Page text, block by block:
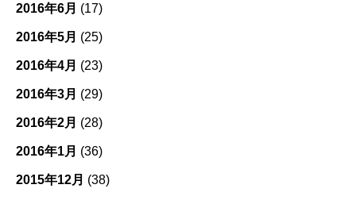
2016年6月 (17)
2016年5月 (25)
2016年4月 (23)
2016年3月 (29)
2016年2月 (28)
2016年1月 (36)
2015年12月 (38)